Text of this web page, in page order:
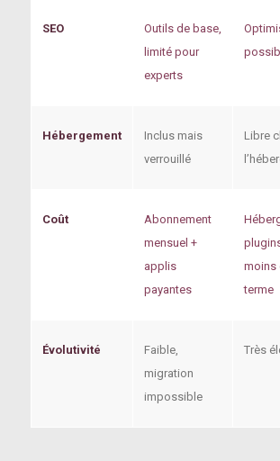
SEO
Outils de base,
limité pour
experts
Hébergement
Inclus mais
verrouillé
Libre
Coût
Abonnement
mensuel +
applis
payantes
moins
terme
Évolutivité
Faible,
migration
impossible
Très